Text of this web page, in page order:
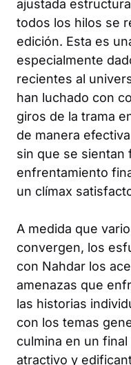
ajustada
todos los hilos se
edición. Esta es
especialmente
recientes al
han luchado con
giros de la trama
de manera
sin que se sientan
enfrentamiento
un clímax
A medida que
convergen, los
con Nahdar los
amenazas que
las historias
con los temas
culmina en un
atractivo y